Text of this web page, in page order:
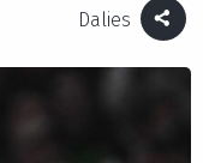
Dalies